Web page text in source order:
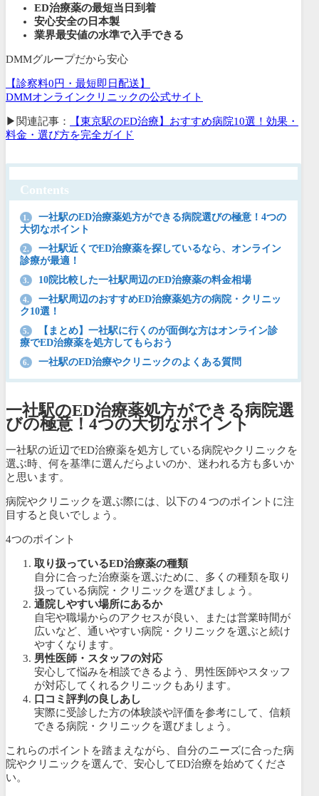
ED治療薬の最短当日到着
安心安全の日本製
業界最安値の水準で入手できる
DMMグループだから安心
【診察料0円・最短即日配送】
DMMオンラインクリニックの公式サイト
▶関連記事：
【東京駅のED治療】おすすめ病院10選！効果・
料金・選び方を完全ガイド
Contents
1.
一社駅のED治療薬処方ができる病院選びの極意！4つの
大切なポイント
2.
一社駅近くでED治療薬を探しているなら、オンライン
診療が最適！
3. 10院比較した一社駅周辺のED治療薬の料金相場
4.
一社駅周辺のおすすめED治療薬処方の病院・クリニッ
ク10選！
5.
【まとめ】一社駅に行くのが面倒な方はオンライン診
療でED治療薬を処方してもらおう
6. 一社駅のED治療やクリニックのよくある質問
一社駅のED治療薬処方ができる病院選
びの極意！4つの大切なポイント
一社駅の近辺でED治療薬を処方している病院やクリニックを
選ぶ時、何を基準に選んだらよいのか、迷われる方も多いか
と思います。
病院やクリニックを選ぶ際には、以下の４つのポイントに注
目すると良いでしょう。
4つのポイント
取り扱っているED治療薬の種類
自分に合った治療薬を選ぶために、多くの種類を取り
扱っている病院・クリニックを選びましょう。
通院しやすい場所にあるか
自宅や職場からのアクセスが良い、または営業時間が
広いなど、通いやすい病院・クリニックを選ぶと続け
やすくなります。
男性医師・スタッフの対応
安心して悩みを相談できるよう、男性医師やスタッフ
が対応してくれるクリニックもあります。
口コミ評判の良しあし
実際に受診した方の体験談や評価を参考にして、信頼
できる病院・クリニックを選びましょう。
これらのポイントを踏まえながら、自分のニーズに合った病
院やクリニックを選んで、安心してED治療を始めてくださ
い。